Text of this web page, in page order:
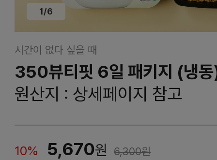
1/6
시간이 없다 싶을 때
350뷰티핏 6일 패키지 (냉
원산지 : 상세페이지 참고
10% 5,670원 6,300원